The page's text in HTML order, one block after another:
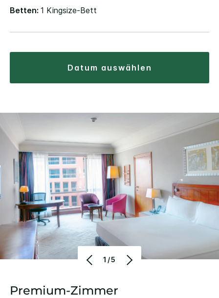
Betten: 1 Kingsize-Bett
datum auswählen
1/5
Premium-Zimmer